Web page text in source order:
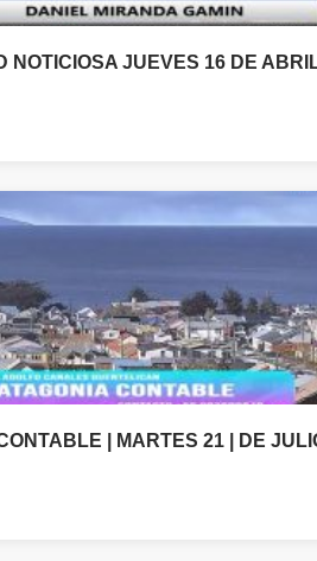
NOTICIOSA JUEVES 16 DE
| MARTES 21 | DE